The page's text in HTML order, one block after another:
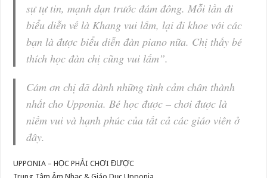
sự tự tin, mạnh dạn trước đám đông. Mỗi lần đi
biểu diễn về là Khang vui lắm, lại đi khoe với các
bạn là được biểu diễn đàn piano nữa. Chị thấy bé
thích học đàn chị cũng vui lắm”.
Cám ơn chị đã dành những tình cảm chân thành
nhất cho Upponia. Bé học được – chơi được là
niềm vui và hạnh phúc của tất cả các giáo viên ở
đây.
UPPONIA – HỌC PHẢI CHƠI ĐƯỢC